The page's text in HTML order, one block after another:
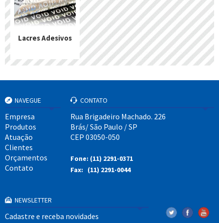
Lacres Adesivos
NAVEGUE
Empresa
Produtos
Atuação
Clientes
Orçamentos
Contato
CONTATO
Rua Brigadeiro Machado. 226
Brás/ São Paulo / SP
CEP 03050-050
Fone: (11) 2291-0371
Fax: (11) 2291-0044
NEWSLETTER
Cadastre e receba novidades